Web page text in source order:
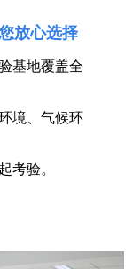
放心选择
基地覆盖全
境、气候环
考验。